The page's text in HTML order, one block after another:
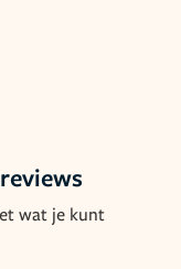
wat je kunt